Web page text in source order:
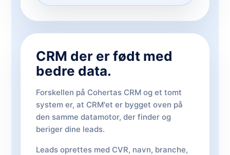
CRM der er født med
bedre data.
Forskellen på Cohertas CRM og et tomt
system er, at CRM'et er bygget oven på
den samme datamotor, der finder og
beriger dine leads.
Leads oprettes med CVR, navn, branche,